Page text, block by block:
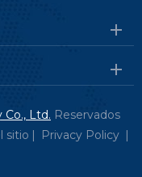
Co., Ltd. Reservados
sitio | Privacy Policy |